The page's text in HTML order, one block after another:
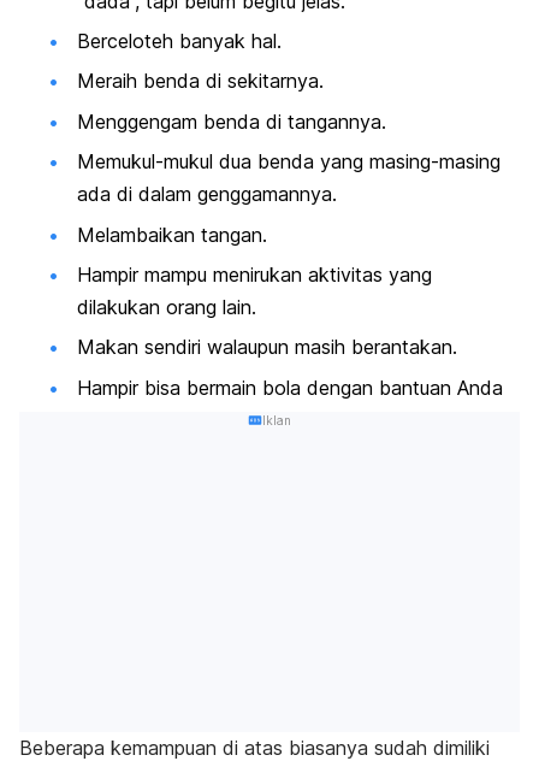
Berceloteh banyak hal.
Meraih benda di sekitarnya.
Menggengam benda di tangannya.
Memukul-mukul dua benda yang masing-masing
ada di dalam genggamannya.
Melambaikan tangan.
Hampir mampu menirukan aktivitas yang
dilakukan orang lain.
Makan sendiri walaupun masih berantakan.
Hampir bisa bermain bola dengan bantuan Anda
Iklan
Beberapa kemampuan di atas biasanya sudah dimiliki